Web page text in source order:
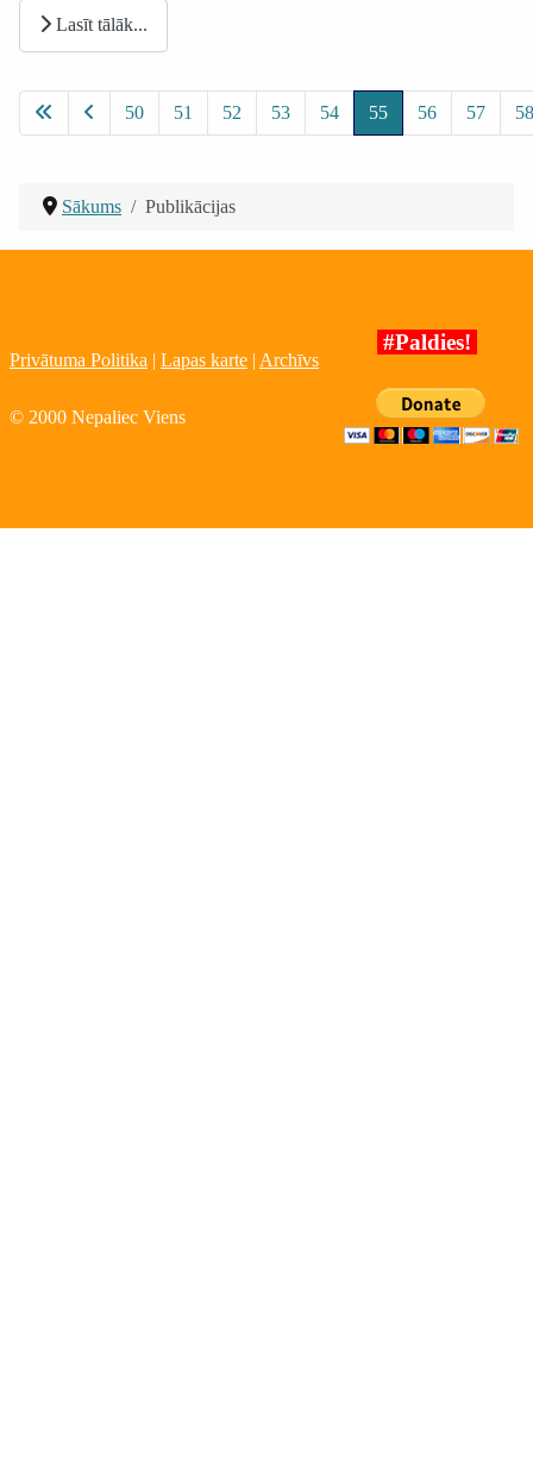
Lasīt tālāk...
50 51 52 53 54 55 56 57 58
Sākums Publikācijas
Privātuma Politika | Lapas karte | Archīvs
© 2000 Nepaliec Viens
#Paldies!